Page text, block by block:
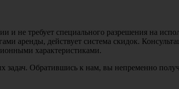
не требует специального разрешения на
аренды, действует система скидок.
характеристиками.
Обратившись к нам, вы непременно